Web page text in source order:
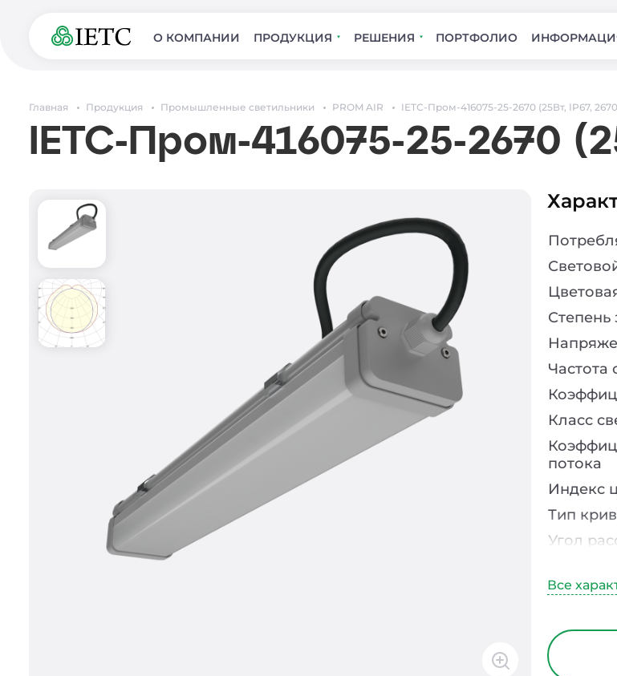
О КОМПАНИИ ПРОДУКЦИЯ РЕШЕНИЯ ПОРТФОЛИО
Главная Продукция Промышленные светильники PROM AIR IETC-Пром-416075-25-2670 (25Вт, IP67,
IETC-Пром-416075-25-2670
Частота
Класс
потока
Индекс
Тип
Угол
Блок